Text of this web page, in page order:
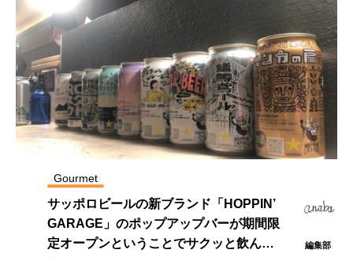
Event
ワイン16種類とチーズ16種類の試飲試食
会を5月17日（水）開催！チーズ・ワイ
ン専門店「LAMMAS」
編集部